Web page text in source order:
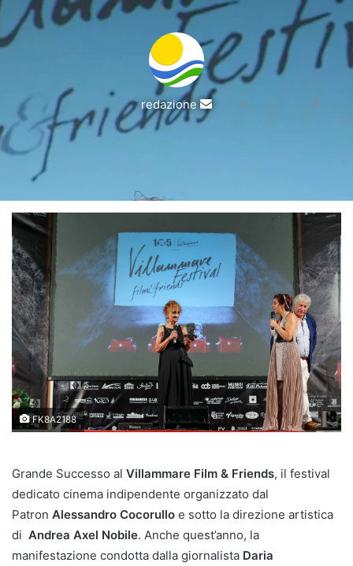
redazione
Invia
FK8A2188
Grande Successo al Villammare Film & Friends, il festival
dedicato cinema indipendente organizzato dal
Patron Alessandro Cocorullo e sotto la direzione artistica
di Andrea Axel Nobile. Anche quest’anno, la
manifestazione condotta dalla giornalista Daria